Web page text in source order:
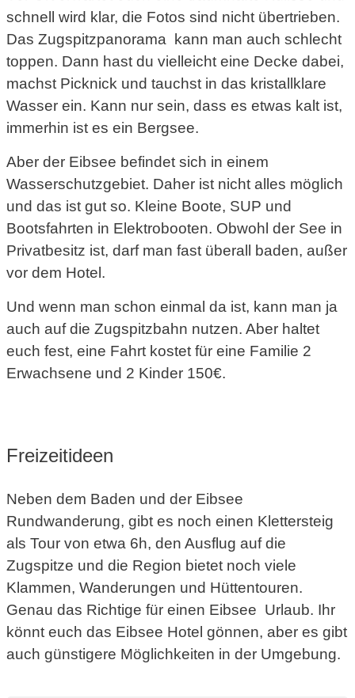
schnell wird klar, die Fotos sind nicht übertrieben.
Das Zugspitzpanorama kann man auch schlecht
toppen. Dann hast du vielleicht eine Decke dabei,
machst Picknick und tauchst in das kristallklare
Wasser ein. Kann nur sein, dass es etwas kalt ist,
immerhin ist es ein Bergsee.
Aber der Eibsee befindet sich in einem
Wasserschutzgebiet. Daher ist nicht alles möglich
und das ist gut so. Kleine Boote, SUP und
Bootsfahrten in Elektrobooten. Obwohl der See in
Privatbesitz ist, darf man fast überall baden, außer
vor dem Hotel.
Und wenn man schon einmal da ist, kann man ja
auch auf die Zugspitzbahn nutzen. Aber haltet
euch fest, eine Fahrt kostet für eine Familie 2
Erwachsene und 2 Kinder 150€.
Freizeitideen
Neben dem Baden und der Eibsee
Rundwanderung, gibt es noch einen Klettersteig
als Tour von etwa 6h, den Ausflug auf die
Zugspitze und die Region bietet noch viele
Klammen, Wanderungen und Hüttentouren.
Genau das Richtige für einen Eibsee Urlaub. Ihr
könnt euch das Eibsee Hotel gönnen, aber es gibt
auch günstigere Möglichkeiten in der Umgebung.